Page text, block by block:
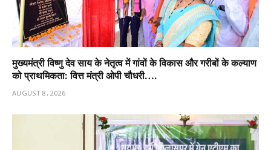
मुख्यमंत्री विष्णु देव साय के नेतृत्व में गांवों के विकास और गरीबों के कल्याण
को प्राथमिकता: वित्त मंत्री ओपी चौधरी….
AUGUST 8, 2026